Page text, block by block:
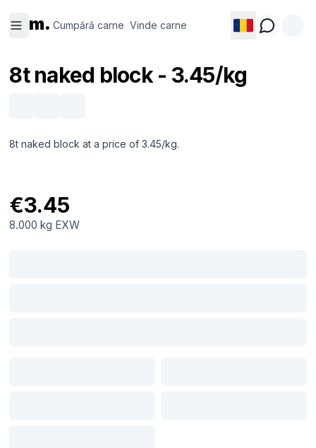
m. Cumpără carne Vinde carne
carne
carne
8t naked block - 3.45/kg
8t naked block at a price of 3.45/kg.
€3.45
8.000 kg EXW